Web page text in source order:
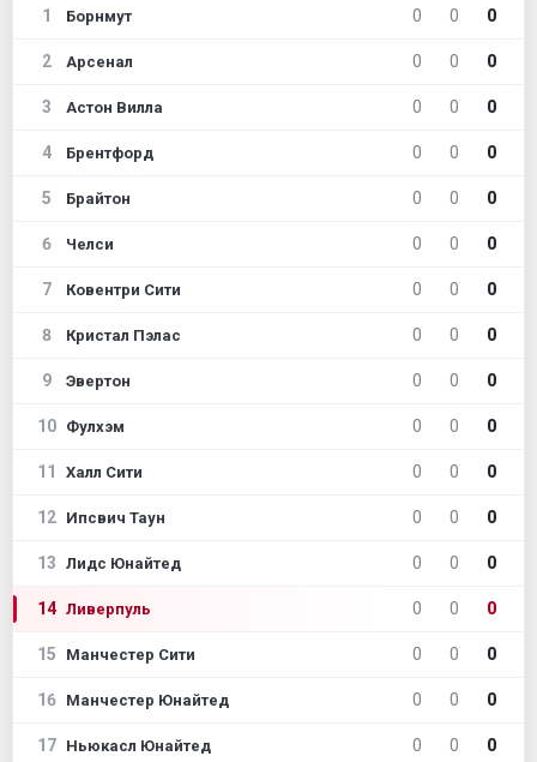
1 Борнмут 0 0 0
2 Арсенал 0 0 0
3 Астон Вилла 0 0 0
4 Брентфорд 0 0 0
5 Брайтон 0 0 0
6 Челси 0 0 0
7 Ковентри Сити 0 0 0
8 Кристал Пэлас 0 0 0
9 Эвертон 0 0 0
10 Фулхэм 0 0 0
11 Халл Сити 0 0 0
12 Ипсвич Таун 0 0 0
13 Лидс Юнайтед 0 0 0
14 Ливерпуль 0 0 0
15 Манчестер Сити 0 0 0
16 Манчестер Юнайтед 0 0 0
17 Ньюкасл Юнайтед 0 0 0